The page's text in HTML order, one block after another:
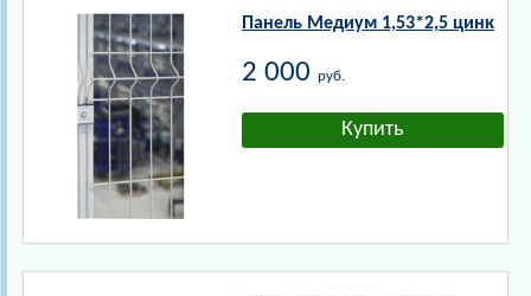
Панель Медиум 1,53*2,5 цинк
2 000 руб.